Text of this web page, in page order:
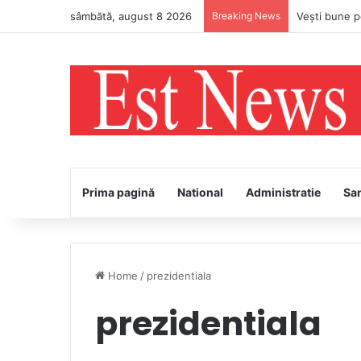
sâmbătă, august 8 2026 Breaking News
Prima pagină National Administratie
Home / prezidentiala
prezidentiala